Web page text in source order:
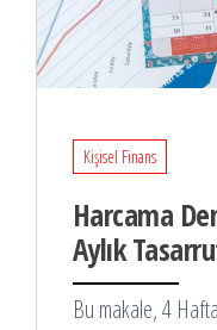
Kişisel Finans
Harcama
Aylık
Bu makale, 4